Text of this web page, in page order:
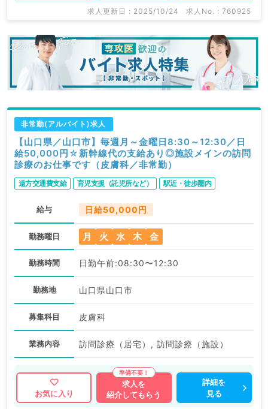
求人更新日 : 2025/10/24 求人No. : 760925
非常勤(アルバイト)求人
【山口県／山口市】毎週月～金曜日8:30～12:30／日
給50,000円☆新幹線代の支給あり◎施設メインの訪問
診療のお仕事です（皮膚科／非常勤）
遠方交通費支給 育児支援（託児所など） 駅近・徒歩圏内
給与 日給50,000円
勤務曜日 月 火 水 木 金
勤務時間 日勤午前:08:30〜12:30
勤務地 山口県山口市
募集科目 皮膚科
業務内容 訪問診療（居宅）, 訪問診療（施設）
お気に入り
求人を
紹介してもらう
詳細を
見る